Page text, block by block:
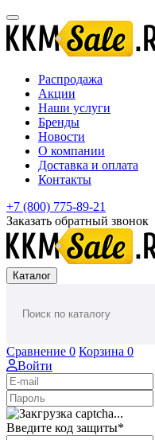
Распродажа
Акции
Наши услуги
Бренды
Новости
О компании
Доставка и оплата
Контакты
+7 (800) 775-89-21
Заказать обратный звонок
Каталог
Сравнение 0 Корзина 0
Войти
Введите код защиты*